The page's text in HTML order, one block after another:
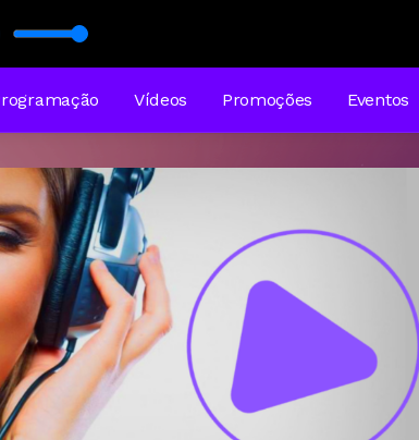
Vídeos Promoções Eventos